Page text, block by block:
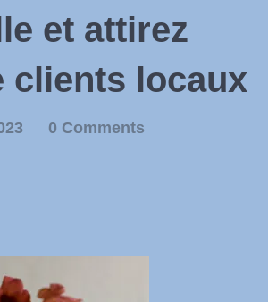
et attirez
clients locaux
0 Comments